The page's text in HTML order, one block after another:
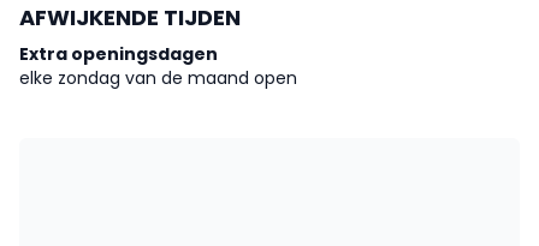
AFWIJKENDE TIJDEN
Extra openingsdagen
elke zondag van de maand open